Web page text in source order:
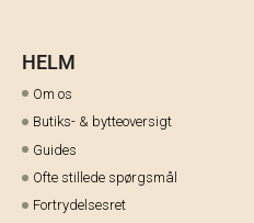
HELM
Om os
Butiks- & bytteoversigt
Guides
Ofte stillede spørgsmål
Fortrydelsesret